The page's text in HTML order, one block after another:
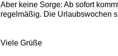
Aber keine Sorge: Ab sofort
regelmäßig. Die Urlaubswochen
Viele Grüße